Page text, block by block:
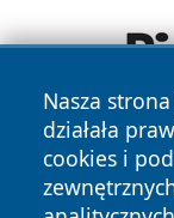
Nasza
działała
cookies i